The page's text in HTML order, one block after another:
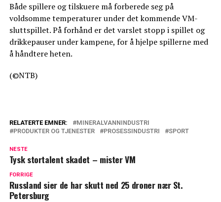
Både spillere og tilskuere må forberede seg på
voldsomme temperaturer under det kommende VM-
sluttspillet. På forhånd er det varslet stopp i spillet og
drikkepauser under kampene, for å hjelpe spillerne med
å håndtere heten.
(©NTB)
RELATERTE EMNER:
MINERALVANNINDUSTRI
PRODUKTER OG TJENESTER
PROSESSINDUSTRI SPORT
NESTE
Tysk stortalent skadet – mister VM
FORRIGE
Russland sier de har skutt ned 25 droner nær St.
Petersburg